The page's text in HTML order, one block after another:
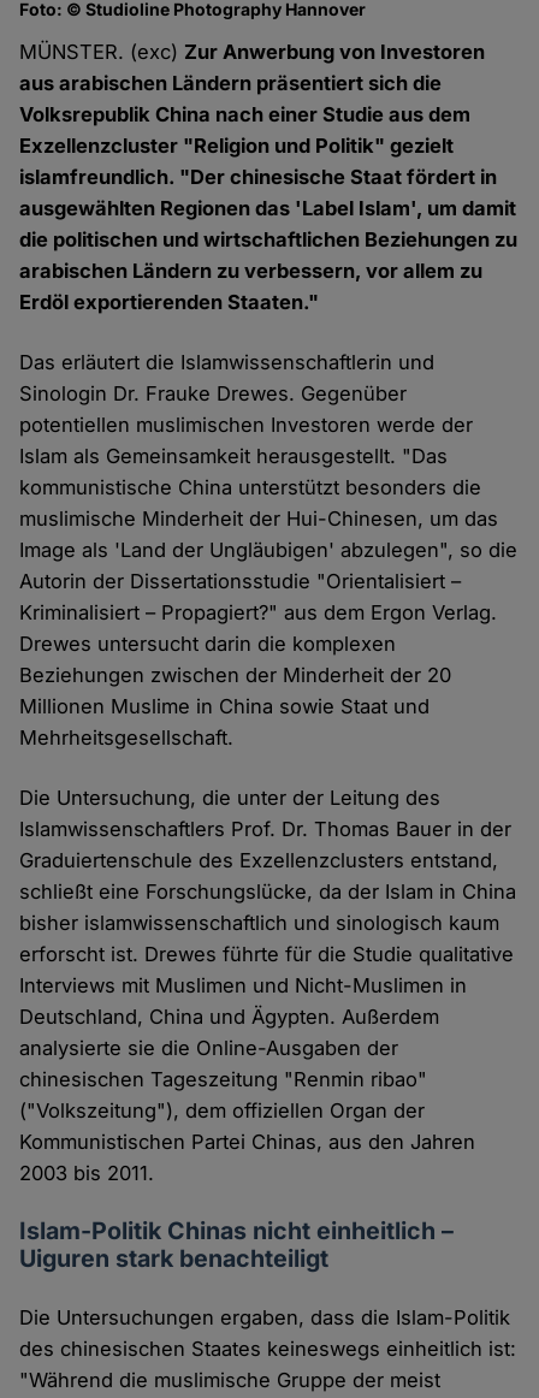
Foto: © Studioline Photography Hannover
MÜNSTER. (exc) Zur Anwerbung von Investoren
aus arabischen Ländern präsentiert sich die
Volksrepublik China nach einer Studie aus dem
Exzellenzcluster "Religion und Politik" gezielt
islamfreundlich. "Der chinesische Staat fördert in
ausgewählten Regionen das 'Label Islam', um damit
die politischen und wirtschaftlichen Beziehungen zu
arabischen Ländern zu verbessern, vor allem zu
Erdöl exportierenden Staaten."
Das erläutert die Islamwissenschaftlerin und
Sinologin Dr. Frauke Drewes. Gegenüber
potentiellen muslimischen Investoren werde der
Islam als Gemeinsamkeit herausgestellt. "Das
kommunistische China unterstützt besonders die
muslimische Minderheit der Hui-Chinesen, um das
Image als 'Land der Ungläubigen' abzulegen", so die
Autorin der Dissertationsstudie "Orientalisiert –
Kriminalisiert – Propagiert?" aus dem Ergon Verlag.
Drewes untersucht darin die komplexen
Beziehungen zwischen der Minderheit der 20
Millionen Muslime in China sowie Staat und
Mehrheitsgesellschaft.
Die Untersuchung, die unter der Leitung des
Islamwissenschaftlers Prof. Dr. Thomas Bauer in der
Graduiertenschule des Exzellenzclusters entstand,
schließt eine Forschungslücke, da der Islam in China
bisher islamwissenschaftlich und sinologisch kaum
erforscht ist. Drewes führte für die Studie qualitative
Interviews mit Muslimen und Nicht-Muslimen in
Deutschland, China und Ägypten. Außerdem
analysierte sie die Online-Ausgaben der
chinesischen Tageszeitung "Renmin ribao"
("Volkszeitung"), dem offiziellen Organ der
Kommunistischen Partei Chinas, aus den Jahren
2003 bis 2011.
Islam-Politik Chinas nicht einheitlich –
Uiguren stark benachteiligt
Die Untersuchungen ergaben, dass die Islam-Politik
des chinesischen Staates keineswegs einheitlich ist:
"Während die muslimische Gruppe der meist